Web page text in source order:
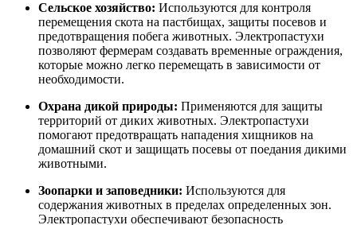
Сельское хозяйство: Используются для контроля
перемещения скота на пастбищах, защиты посевов и
предотвращения побега животных. Электропастухи
позволяют фермерам создавать временные ограждения,
которые можно легко перемещать в зависимости от
необходимости.
Охрана дикой природы: Применяются для защиты
территорий от диких животных. Электропастухи
помогают предотвращать нападения хищников на
домашний скот и защищать посевы от поедания дикими
животными.
Зоопарки и заповедники: Используются для
содержания животных в пределах определенных зон.
Электропастухи обеспечивают безопасность